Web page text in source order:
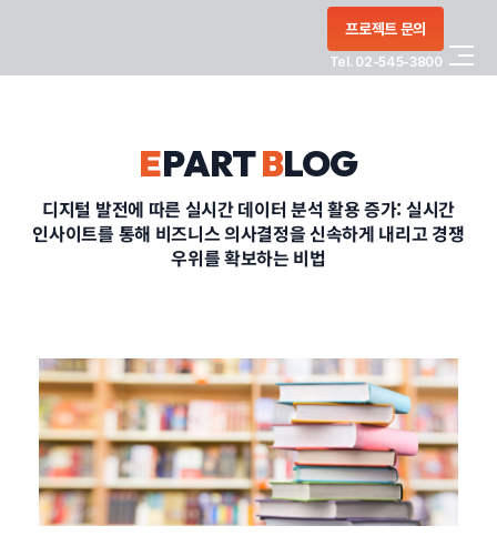
프로젝트 문의
Tel. 02-545-3800
PORTFOLIO
CONTACT
정부지원사업
EPARTBLOG
디지털 발전에 따른 실시간 데이터 분석 활용 증가: 실시간
인사이트를 통해 비즈니스 의사결정을 신속하게 내리고 경쟁
우위를 확보하는 비법